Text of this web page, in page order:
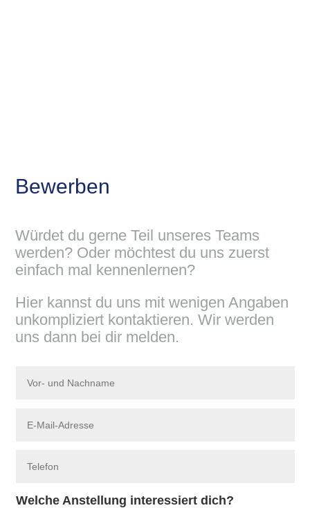
Bewerben
Würdet du gerne Teil unseres Teams
werden? Oder möchtest du uns zuerst
einfach mal kennenlernen?
Hier kannst du uns mit wenigen Angaben
unkompliziert kontaktieren. Wir werden
uns dann bei dir melden.
Welche Anstellung interessiert dich?